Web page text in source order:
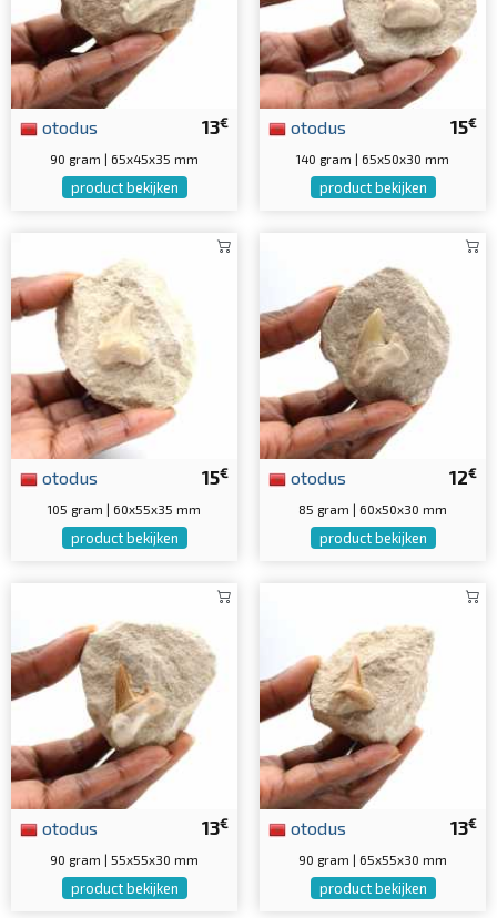
13€
otodus
90 gram | 65x45x35 mm
product bekijken
15€
otodus
140 gram | 65x50x30 mm
product bekijken
15€
otodus
105 gram | 60x55x35 mm
product bekijken
12€
otodus
85 gram | 60x50x30 mm
product bekijken
13€
otodus
90 gram | 55x55x30 mm
product bekijken
13€
otodus
90 gram | 65x55x30 mm
product bekijken